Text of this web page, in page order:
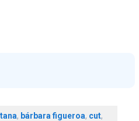
, bárbara figueroa, cut,